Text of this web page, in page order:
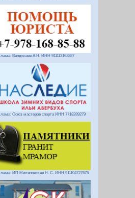
Вандышев А.Н. ИНН 911113162887
Союз мастеров спорта ИНН 7718289279
ИП Миляновская Н. С. ИНН 911104727675